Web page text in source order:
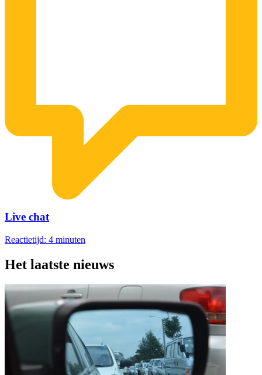
Live chat
Reactietijd: 4 minuten
Het laatste nieuws